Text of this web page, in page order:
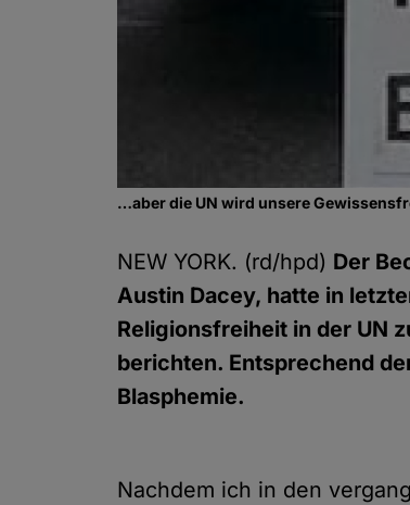
…aber die UN wird unsere
NEW YORK. (rd/hpd) Der
Austin Dacey, hatte in
Religionsfreiheit in der UN
berichten. Entsprechend
Blasphemie.
Nachdem ich in den